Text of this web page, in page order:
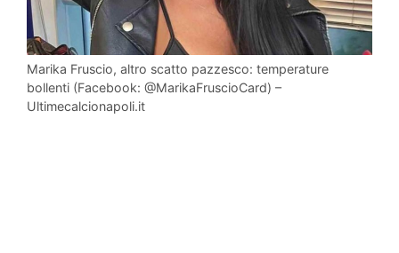
Marika Fruscio, altro scatto pazzesco: temperature
bollenti (Facebook: @MarikaFruscioCard) –
Ultimecalcionapoli.it